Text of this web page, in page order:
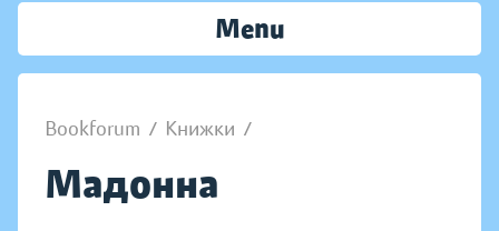
Menu
Bookforum / Книжки /
Мадонна